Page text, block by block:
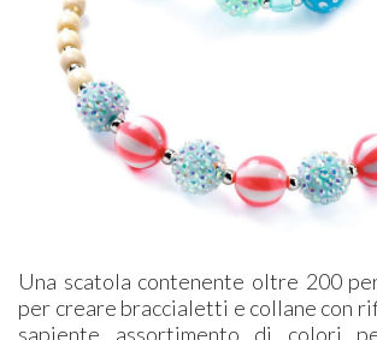
Una scatola contenente oltre 200
per creare braccialetti e collane con
sapiente assortimento di colori